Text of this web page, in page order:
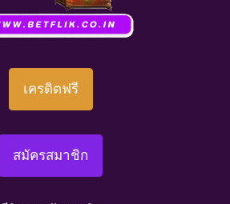
เครดิตฟรี
สมัครสมาชิก